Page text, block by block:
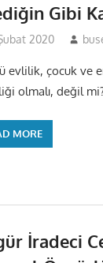
Gibi
2020
evlilik, çocuk ve
olmalı, değil
MORE
İradeci